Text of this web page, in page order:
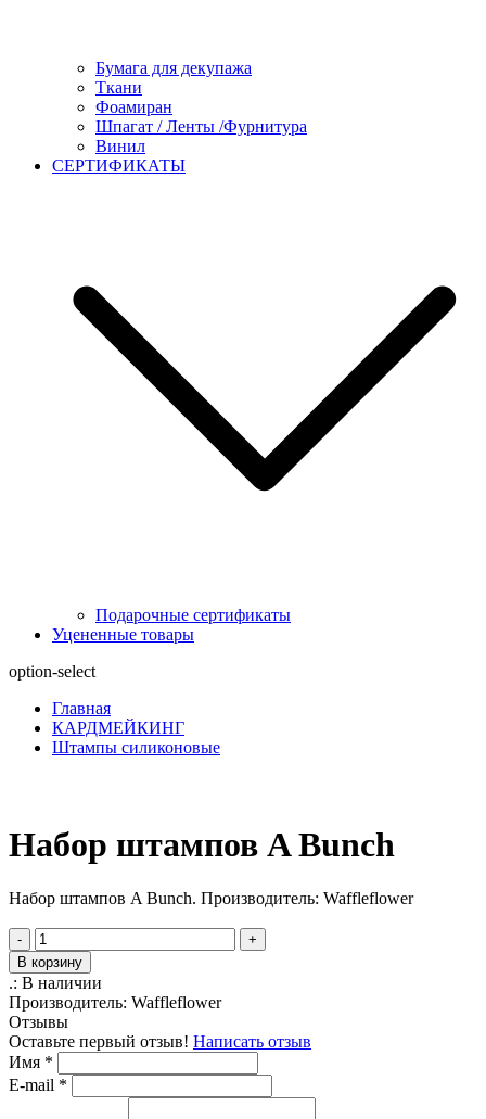
Бумага для декупажа
Ткани
Фоамиран
Шпагат / Ленты /Фурнитура
Винил
СЕРТИФИКАТЫ
Подарочные сертификаты
Уцененные товары
option-select
Главная
КАРДМЕЙКИНГ
Штампы силиконовые
Набор штампов A Bunch
Набор штампов A Bunch. Производитель: Waffleflower
-
+
В корзину
.: В наличии
Производитель: Waffleflower
Отзывы
Оставьте первый отзыв! Написать отзыв
Имя *
E-mail *